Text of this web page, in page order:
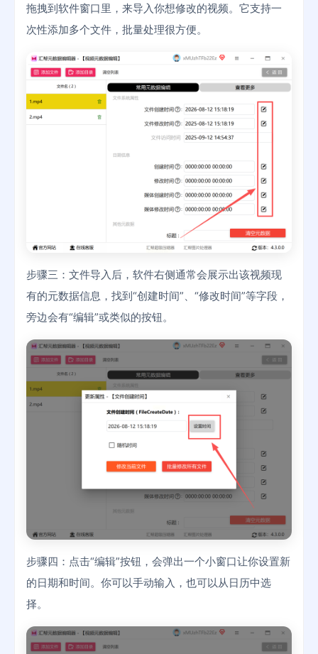
拖拽到软件窗口里，来导入你想修改的视频。它支持一
次性添加多个文件，批量处理很方便。
步骤三：文件导入后，软件右侧通常会展示出该视频现
有的元数据信息，找到“创建时间”、“修改时间”等字段，
旁边会有“编辑”或类似的按钮。
步骤四：点击“编辑”按钮，会弹出一个小窗口让你设置新
的日期和时间。你可以手动输入，也可以从日历中选
择。